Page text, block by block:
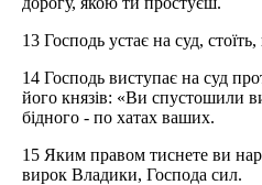
13 Господь устає на суд,
14 Господь виступає на суд
його князів: «Ви спустошили
бідного - по хатах ваших.
15 Яким правом тиснете ви
вирок Владики, Господа сил.